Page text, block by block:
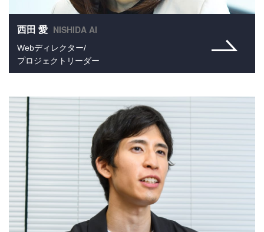
西田 愛 NISHIDA AI
Webディレクター/
プロジェクトリーダー